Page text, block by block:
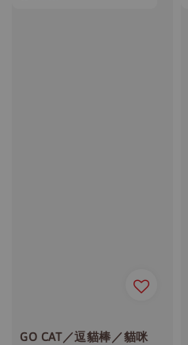
GO CAT／逗貓棒／貓咪